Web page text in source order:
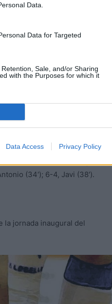
Data.
Data for Targeted
Sale, and/or Sharing
with the Purposes for which it
Data Access Privacy Policy
van jugar: Alexis (ps), Aleix
Javi, Corona.
amb el jutge
Targetes per a Jordi
i Nuno (32′) dels reusencs.
(18’), 3-2, Aleix Baiges
(34′); 6-4, Javi (38′).
la jornada inaugural del